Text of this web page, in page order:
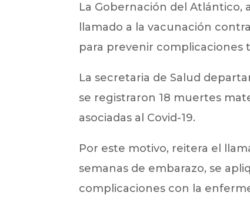
La Gobernación del Atlántico,
llamado a la vacunación
para prevenir complicaciones
La secretaria de Salud
se registraron 18 muertes
asociadas al Covid-19.
Por este motivo, reitera el
semanas de embarazo, se
complicaciones con la